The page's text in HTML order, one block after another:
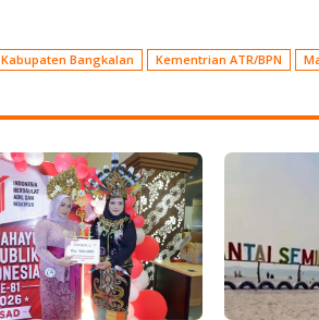
Kabupaten Bangkalan Kementrian ATR/BPN